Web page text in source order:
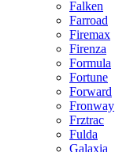
Falken
Farroad
Firemax
Firenza
Formula
Fortune
Forward
Fronway
Frztrac
Fulda
Galaxia